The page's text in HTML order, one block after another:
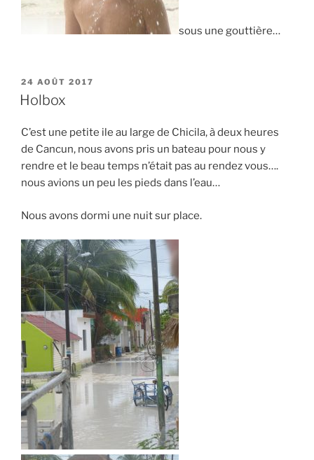
sous une gouttière…
PUBLIÉ
LE
24 AOÛT 2017
Holbox
C’est une petite ile au large de Chicila, à deux heures
de Cancun, nous avons pris un bateau pour nous y
rendre et le beau temps n’était pas au rendez vous….
nous avions un peu les pieds dans l’eau…
Nous avons dormi une nuit sur place.